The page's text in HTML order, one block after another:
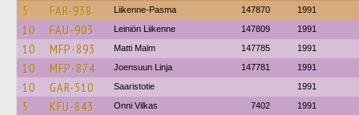
5 FAR-938 Liikenne-Pasma 147870 1991
10 FAU-903 Leiniön Liikenne 147809 1991
10 MFP-893 Matti Malm 147785 1991
10 MFP-874 Joensuun Linja 147781 1991
10 GAR-510 Saaristotie 1991
5 KFU-843 Onni Vilkas 7402 1991